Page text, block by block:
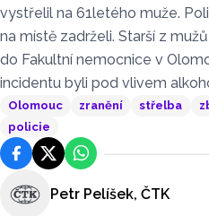
vystřelil na 61letého muže.
na místě zadrželi. Starší z
do Fakultní nemocnice v
incidentu byli pod vlivem
Olomouc zranění střelba
policie
FacebookPlatforma X
WhatsApp
Petr Pelíšek, ČTK